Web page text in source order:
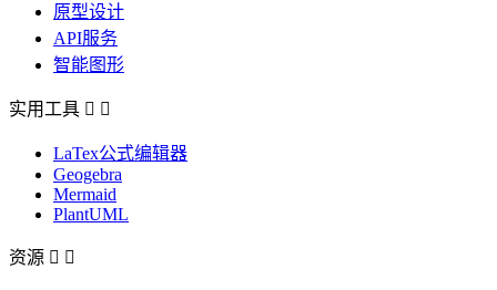
原型设计
API服务
智能图形
实用工具  
LaTex公式编辑器
Geogebra
Mermaid
PlantUML
资源  